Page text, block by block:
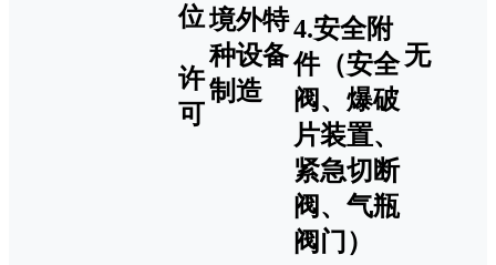
位
许
可
境外特
种设备
制造
4.安全附
件（安全
阀、爆破
片装置、
紧急切断
阀、气瓶
阀门）
无